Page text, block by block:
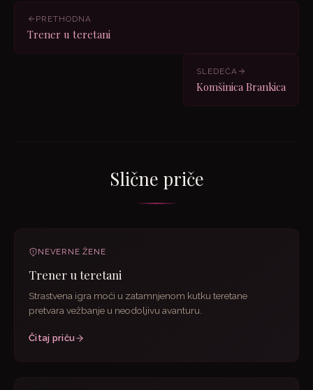
PRETHODNA
Trener u teretani
SLEDEĆA
Komšinica Brankica
Slične priče
NEVERNE ŽENE
Trener u teretani
Strastvena igra moći u zatamnjenom kutku teretane
pretvara vežbanje u neodoljivu avanturu.
Čitaj priču